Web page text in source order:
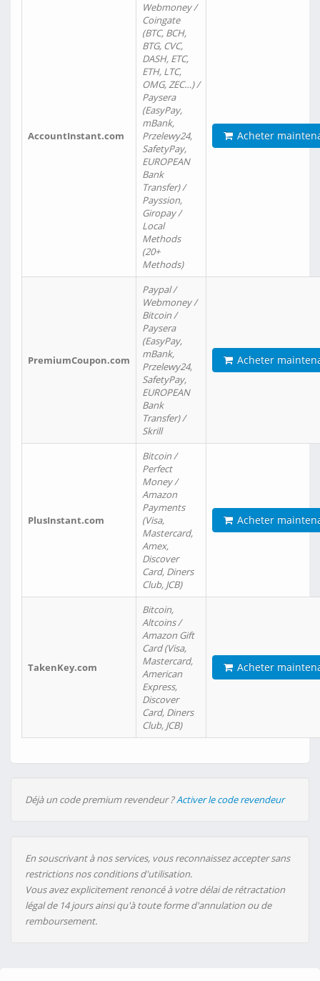
AccountInstant.com
Webmoney /
Coingate
(BTC, BCH,
BTG, CVC,
DASH, ETC,
ETH, LTC,
OMG, ZEC…) /
Paysera
(EasyPay,
mBank,
Przelewy24,
SafetyPay,
EUROPEAN
Bank
Transfer) /
Payssion,
Giropay /
Local
Methods
(20+
Methods)
Acheter
PremiumCoupon.com
Paypal /
Webmoney /
Bitcoin /
Paysera
(EasyPay,
mBank,
Przelewy24,
SafetyPay,
EUROPEAN
Bank
Transfer) /
Skrill
Acheter
PlusInstant.com
Bitcoin /
Perfect
Money /
Amazon
Payments
(Visa,
Mastercard,
Amex,
Discover
Card, Diners
Club, JCB)
Acheter
TakenKey.com
Bitcoin,
Altcoins /
Amazon Gift
Card (Visa,
Mastercard,
American
Express,
Discover
Card, Diners
Club, JCB)
Acheter
Déjà un code premium revendeur ?Activer le code revendeur
En souscrivant à nos services, vous reconnaissez accepter sans
restrictions nos conditions d'utilisation.
Vous avez explicitement renoncé à votre délai de rétractation
légal de 14 jours ainsi qu'à toute forme d'annulation ou de
remboursement.